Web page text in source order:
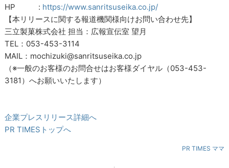
HP : https://www.sanritsuseika.co.jp/
【本リリースに関する報道機関様向けお問い合わせ先】
三立製菓株式会社 担当：広報宣伝室 望月
TEL：053-453-3114
MAIL：mochizuki@sanritsuseika.co.jp
（※一般のお客様のお問合せはお客様ダイヤル（053-453-
3181）へお願いいたします）
企業プレスリリース詳細へ
PR TIMESトップへ
PR TIMES ママ